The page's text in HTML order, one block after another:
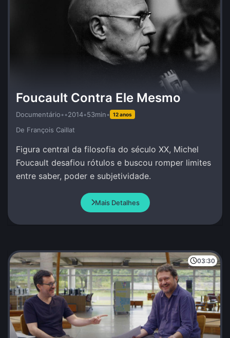
Foucault Contra Ele Mesmo
Documentário••2014•53min• 12 anos
De François Caillat
Figura central da filosofia do século XX, Michel
Foucault desafiou rótulos e buscou romper limites
entre saber, poder e subjetividade.
Mais Detalhes
03:30